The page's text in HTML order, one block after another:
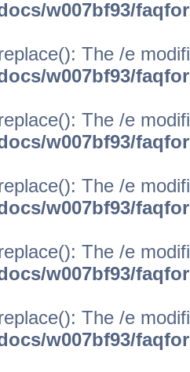
w007bf93/
The /e
w007bf93/
The /e
w007bf93/
The /e
w007bf93/
The /e
w007bf93/
The /e
w007bf93/